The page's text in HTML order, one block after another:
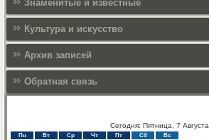
Знаменитые и известные
Культура и искусcтво
Архив записей
Обратная связь
Сегодня: Пятница, 7 Августа
Пн Вт Ср Чт Пт Сб Вс